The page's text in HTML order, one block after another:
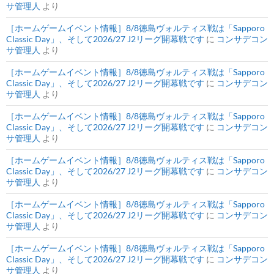
サ管理人 より
［ホームゲームイベント情報］8/8徳島ヴォルティス戦は「Sapporo
Classic Day」、そして2026/27 J2リーグ開幕戦です に コンサデコン
サ管理人 より
［ホームゲームイベント情報］8/8徳島ヴォルティス戦は「Sapporo
Classic Day」、そして2026/27 J2リーグ開幕戦です に コンサデコン
サ管理人 より
［ホームゲームイベント情報］8/8徳島ヴォルティス戦は「Sapporo
Classic Day」、そして2026/27 J2リーグ開幕戦です に コンサデコン
サ管理人 より
［ホームゲームイベント情報］8/8徳島ヴォルティス戦は「Sapporo
Classic Day」、そして2026/27 J2リーグ開幕戦です に コンサデコン
サ管理人 より
［ホームゲームイベント情報］8/8徳島ヴォルティス戦は「Sapporo
Classic Day」、そして2026/27 J2リーグ開幕戦です に コンサデコン
サ管理人 より
［ホームゲームイベント情報］8/8徳島ヴォルティス戦は「Sapporo
Classic Day」、そして2026/27 J2リーグ開幕戦です に コンサデコン
サ管理人 より